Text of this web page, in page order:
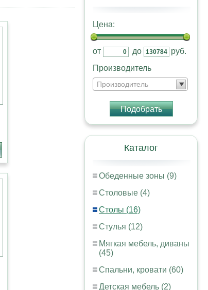
Цена:
от до
руб.
Производитель
Производитель
Подобрать
Каталог
Обеденные зоны (9)
Столовые (4)
Столы (16)
Стулья (12)
Мягкая мебель, диваны
(45)
Спальни, кровати (60)
Детская мебель (2)